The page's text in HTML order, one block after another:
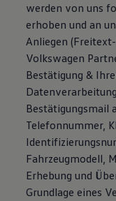
werden von uns
erhoben und an
Anliegen
Volkswagen
Bestätigung &
Bestätigungsmail
Telefonnummer,
Fahrzeugmodell,
Erhebung und
Grundlage eines